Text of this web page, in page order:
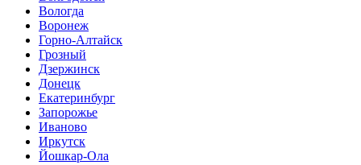
Вологда
Воронеж
Горно-Алтайск
Грозный
Дзержинск
Донецк
Екатеринбург
Запорожье
Иваново
Иркутск
Йошкар-Ола